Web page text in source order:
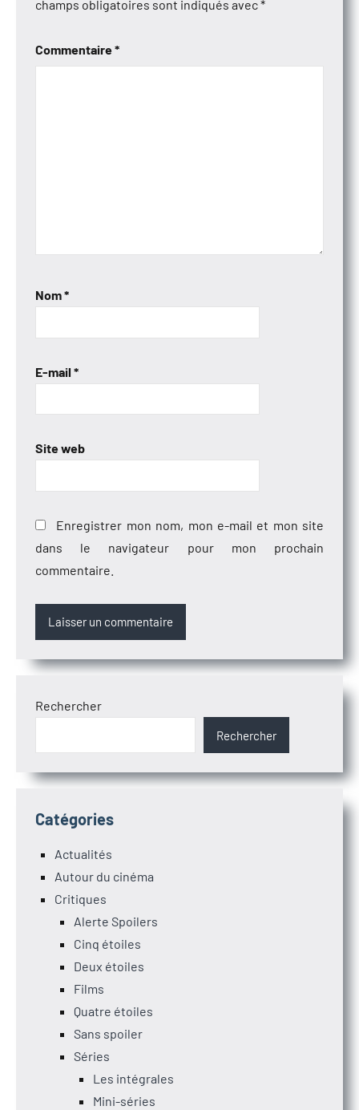
champs obligatoires sont indiqués avec*
Commentaire*
Nom*
E-mail *
Site web
Enregistrer mon nom, mon e-mail et mon site
dans le navigateur pour mon prochain
commentaire.
Rechercher
Rechercher
Catégories
Actualités
Autour du cinéma
Critiques
Alerte Spoilers
Cinq étoiles
Deux étoiles
Films
Quatre étoiles
Sans spoiler
Séries
Les intégrales
Mini-séries